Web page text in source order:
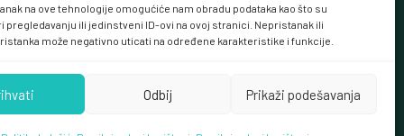
na ove tehnologije omogućiće nam obradu podataka kao što su
pregledavanju ili jedinstveni ID-ovi na ovoj stranici. Nepristanak ili
može negativno uticati na određene karakteristike i funkcije.
Odbij Prikaži podešavanja